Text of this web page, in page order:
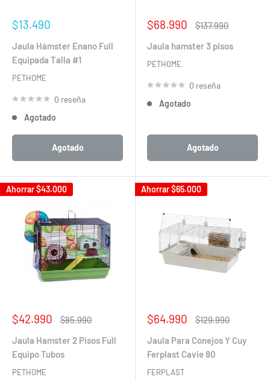
Precio
venta
$13.490
Jaula Hámster Enano Full
Equipada Talla #1
PETHOME
0 reseña
Agotado
Agotado
Precio
venta
$68.990
Precio
$137.990
Jaula hamster 3 pisos
PETHOME
0 reseña
Agotado
Agotado
Ahorrar$43.000
Precio
venta
$42.990
Precio
$85.990
Jaula Hamster 2 Pisos Full
Equipo Tubos
PETHOME
Ahorrar$65.000
Precio
venta
$64.990
Precio
$129.990
Jaula Para Conejos Y Cuy
Ferplast Cavie 80
FERPLAST